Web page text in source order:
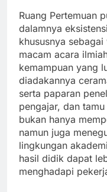
Ruang Pertemuan
dalamnya
khususnya
macam acara
kemampuan yang
diadakannya
serta paparan
pengajar, dan
bukan hanya
namun juga
lingkungan
hasil didik dapat
menghadapi